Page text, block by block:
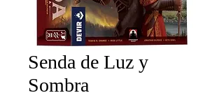
Senda de Luz y
Sombra